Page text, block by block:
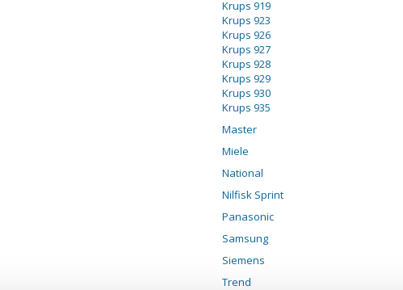
Krups 919
Krups 923
Krups 926
Krups 927
Krups 928
Krups 929
Krups 930
Krups 935
Master
Miele
National
Nilfisk Sprint
Panasonic
Samsung
Siemens
Trend